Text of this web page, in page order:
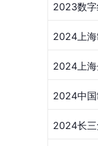
2023数
2024上
2024上
2024中
2024长